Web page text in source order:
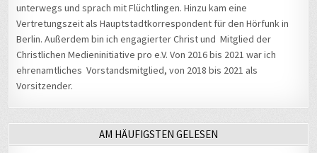
unterwegs und sprach mit Flüchtlingen. Hinzu kam eine
Vertretungszeit als Hauptstadtkorrespondent für den Hörfunk in
Berlin. Außerdem bin ich engagierter Christ und Mitglied der
Christlichen Medieninitiative pro e.V. Von 2016 bis 2021 war ich
ehrenamtliches Vorstandsmitglied, von 2018 bis 2021 als
Vorsitzender.
AM HÄUFIGSTEN GELESEN